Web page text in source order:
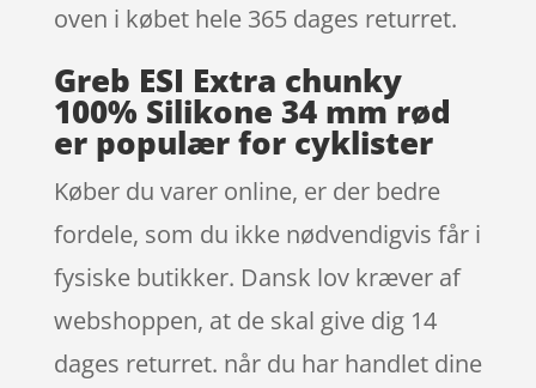
oven i købet hele 365 dages returret.
Greb ESI Extra chunky
100% Silikone 34 mm rød
er populær for cyklister
Køber du varer online, er der bedre
fordele, som du ikke nødvendigvis får i
fysiske butikker. Dansk lov kræver af
webshoppen, at de skal give dig 14
dages returret. når du har handlet dine